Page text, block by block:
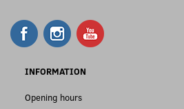
INFORMATION
Opening hours